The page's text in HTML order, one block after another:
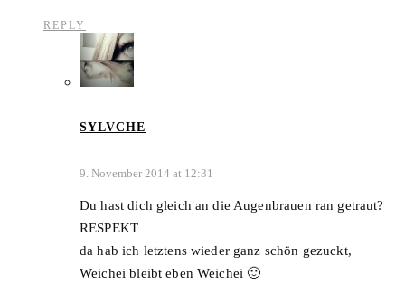
REPLY
SYLVCHE
9. November 2014 at 12:31
Du hast dich gleich an die Augenbrauen ran getraut?
RESPEKT
da hab ich letztens wieder ganz schön gezuckt,
Weichei bleibt eben Weichei 🙂